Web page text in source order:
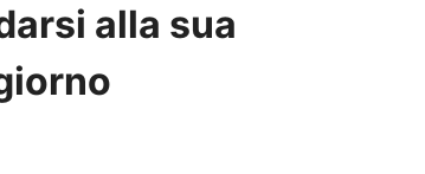
alla sua